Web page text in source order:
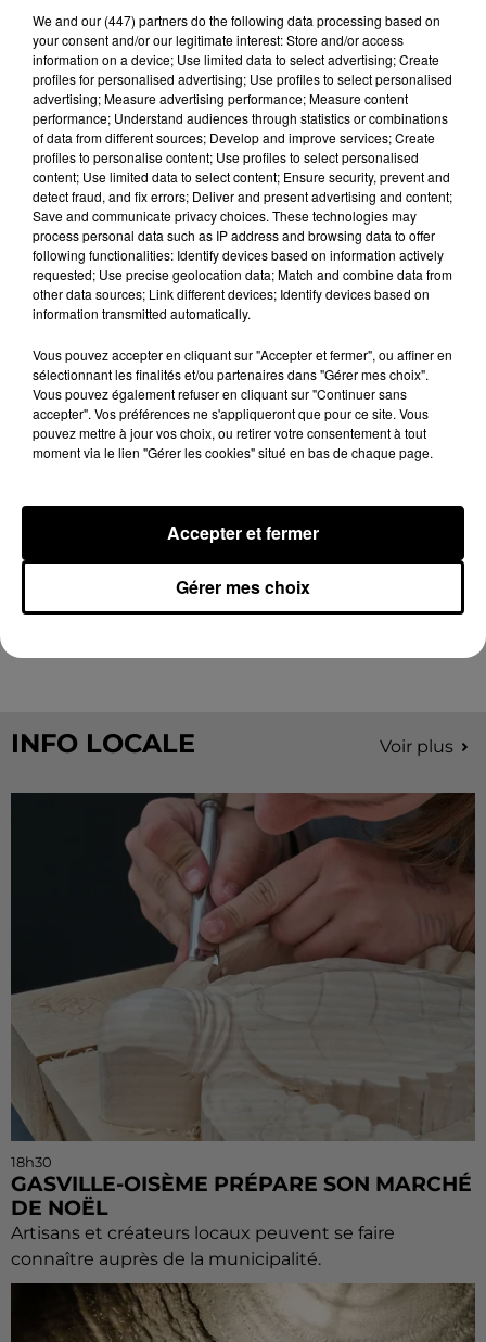
Les vacances passent vite... les cadeaux aussi
sur Intensité !...
Encore de nouvelles chances de gagner avec
INFO LOCALE Voir plus
18h30
GASVILLE-OISÈME PRÉPARE SON MARCHÉ
DE NOËL
Artisans et créateurs locaux peuvent se faire
connaître auprès de la municipalité.
We and our (447) partnersdo the following data processing based on
your consent and/or our legitimate interest: Store and/or access
information on a device; Use limited data to select advertising; Create
profiles for personalised advertising; Use profiles to select personalised
advertising; Measure advertising performance; Measure content
performance; Understand audiences through statistics or combinations
of data from different sources; Develop and improve services; Create
profiles to personalise content; Use profiles to select personalised
content; Use limited data to select content; Ensure security, prevent and
detect fraud, and fix errors; Deliver and present advertising and content;
Save and communicate privacy choices. These technologies may
process personal data such as IP address and browsing data to offer
following functionalities: Identify devices based on information actively
requested; Use precise geolocation data; Match and combine data from
other data sources; Link different devices; Identify devices based on
information transmitted automatically.
Vous pouvez accepter en cliquant sur "Accepter et fermer", ou affiner en
sélectionnant les finalités et/ou partenaires dans "Gérer mes choix".
Vous pouvez également refuser en cliquant sur "Continuer sans
accepter". Vos préférences ne s'appliqueront que pour ce site. Vous
pouvez mettre à jour vos choix, ou retirer votre consentement à tout
moment via le lien "Gérer les cookies" situé en bas de chaque page.
Gérer mes choix
Accepter et fermer